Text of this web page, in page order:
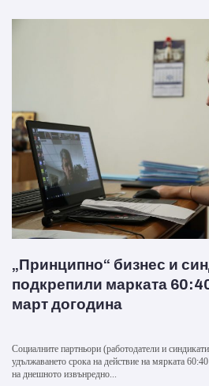
„Принципно“ бизнес и
подкрепили марката
март догодина
Социалните партньори (работодатели и
удължаването срока на действие на мярката
на днешното извънредно...